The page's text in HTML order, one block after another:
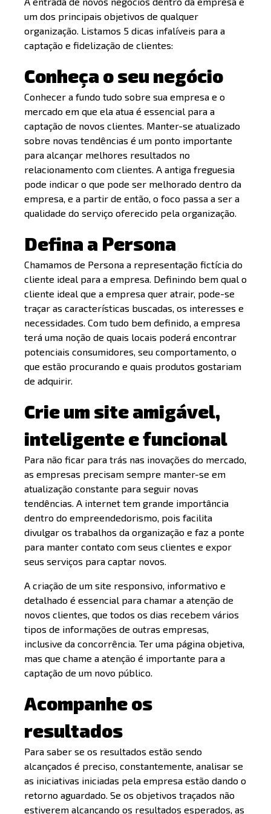
um dos principais objetivos de qualquer
organização. Listamos 5 dicas infalíveis para a
captação e fidelização de clientes:
Conheça o seu negócio
Conhecer a fundo tudo sobre sua empresa e o
mercado em que ela atua é essencial para a
captação de novos clientes. Manter-se atualizado
sobre novas tendências é um ponto importante
para alcançar melhores resultados no
relacionamento com clientes. A antiga freguesia
pode indicar o que pode ser melhorado dentro da
empresa, e a partir de então, o foco passa a ser a
qualidade do serviço oferecido pela organização.
Defina a Persona
Chamamos de Persona a representação fictícia do
cliente ideal para a empresa. Definindo bem qual o
cliente ideal que a empresa quer atrair, pode-se
traçar as características buscadas, os interesses e
necessidades. Com tudo bem definido, a empresa
terá uma noção de quais locais poderá encontrar
potenciais consumidores, seu comportamento, o
que estão procurando e quais produtos gostariam
de adquirir.
Crie um site amigável,
inteligente e funcional
Para não ficar para trás nas inovações do mercado,
as empresas precisam sempre manter-se em
atualização constante para seguir novas
tendências. A internet tem grande importância
dentro do empreendedorismo, pois facilita
divulgar os trabalhos da organização e faz a ponte
para manter contato com seus clientes e expor
seus serviços para captar novos.
A criação de um site responsivo, informativo e
detalhado é essencial para chamar a atenção de
novos clientes, que todos os dias recebem vários
tipos de informações de outras empresas,
inclusive da concorrência. Ter uma página objetiva,
mas que chame a atenção é importante para a
captação de um novo público.
Acompanhe os
resultados
Para saber se os resultados estão sendo
alcançados é preciso, constantemente, analisar se
as iniciativas iniciadas pela empresa estão dando o
retorno aguardado. Se os objetivos traçados não
estiverem alcançando os resultados esperados, as